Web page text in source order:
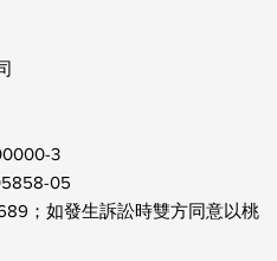
3
05
；如發生訴訟時雙方同意以桃